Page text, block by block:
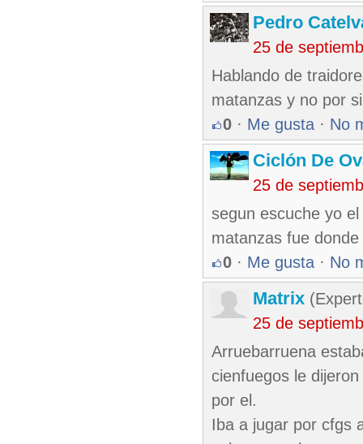
Pedro
25 de
Hablando de
matanzas y no por
0 · Me gusta · No
Ciclón De
25 de
segun escuche yo
matanzas fue
0 · Me gusta · No
Matrix
25 de
Arruebarruena
cienfuegos le
por el.
Iba a jugar por cfgs